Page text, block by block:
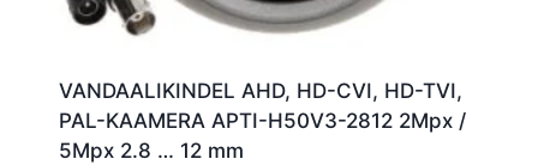
VANDAALIKINDEL AHD, HD-CVI, HD-TVI,
PAL-KAAMERA APTI-H50V3-2812 2Mpx /
5Mpx 2.8 … 12 mm